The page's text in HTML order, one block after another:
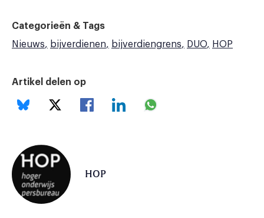
Categorieën & Tags
Nieuws
bijverdienen bijverdiengrens DUO HOP
Artikel delen op
HOP